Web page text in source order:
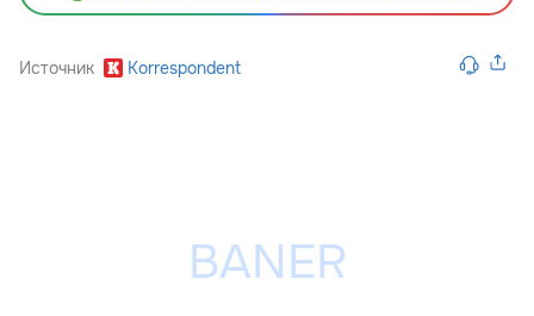
Источник Korrespondent